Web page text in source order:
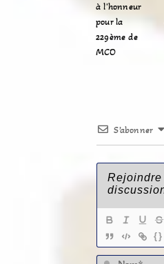
à l'honneur
pour la
229ème de
MCO
S’abonner
{}